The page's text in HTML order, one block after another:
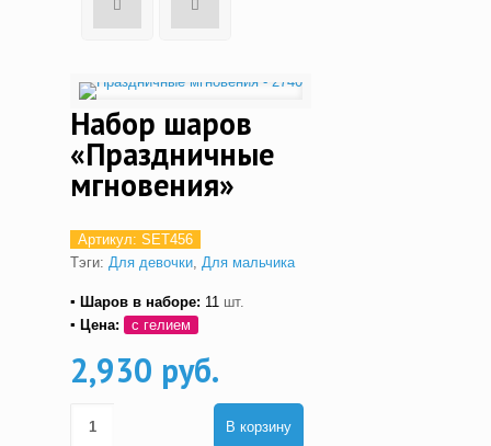
Набор шаров
«Праздничные
мгновения»
Артикул: SET456
Тэги: Для девочки, Для мальчика
▪ Шаров в наборе: 11 шт.
▪ Цена:
с гелием
2,930 руб.
В корзину